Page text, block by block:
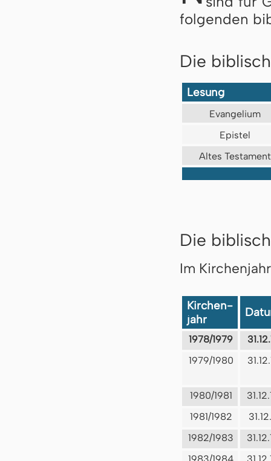
folgenden
Die
Lesung
Evangelium
Epistel
Altes Testament
Die
Im
Kirchen-
jahr
1978/1979
1979/1980
1980/1981
1981/1982
1982/1983
1983/1984